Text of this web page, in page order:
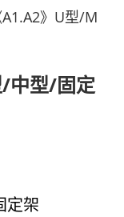
中型/固定
定架